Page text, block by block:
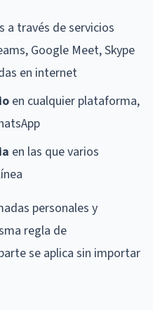
a través de servicios
Google Meet, Skype
en internet
en cualquier plataforma,
en las que varios
personales y
regla de
se aplica sin importar